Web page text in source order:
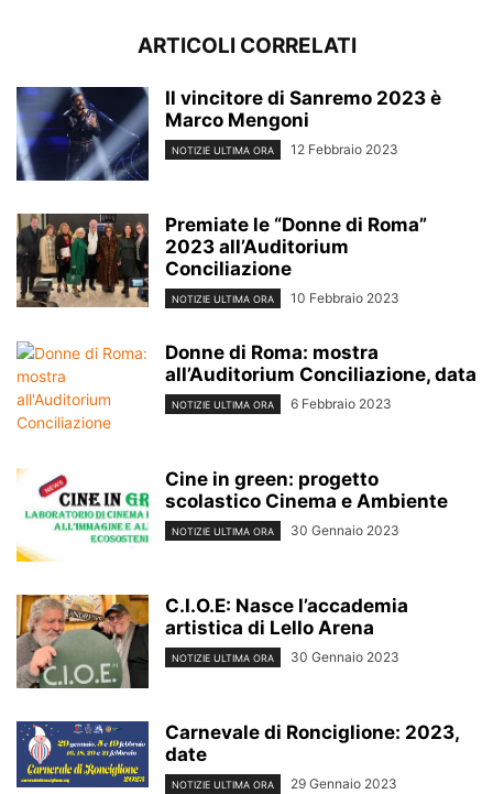
ARTICOLI CORRELATI
Il vincitore di Sanremo 2023 è
Marco Mengoni
NOTIZIE ULTIMA ORA 12 Febbraio 2023
Premiate le “Donne di Roma”
2023 all’Auditorium
Conciliazione
NOTIZIE ULTIMA ORA 10 Febbraio 2023
Donne di Roma: mostra
all’Auditorium Conciliazione, data
NOTIZIE ULTIMA ORA 6 Febbraio 2023
Cine in green: progetto
scolastico Cinema e Ambiente
NOTIZIE ULTIMA ORA 30 Gennaio 2023
C.I.O.E: Nasce l’accademia
artistica di Lello Arena
NOTIZIE ULTIMA ORA 30 Gennaio 2023
Carnevale di Ronciglione: 2023,
date
NOTIZIE ULTIMA ORA 29 Gennaio 2023